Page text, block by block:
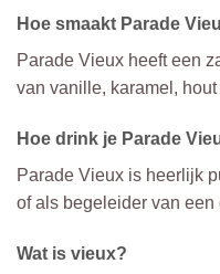
Hoe smaakt Parade
Parade Vieux heeft een
van vanille, karamel,
Hoe drink je Parade
Parade Vieux is heerlijk
of als begeleider van
Wat is vieux?